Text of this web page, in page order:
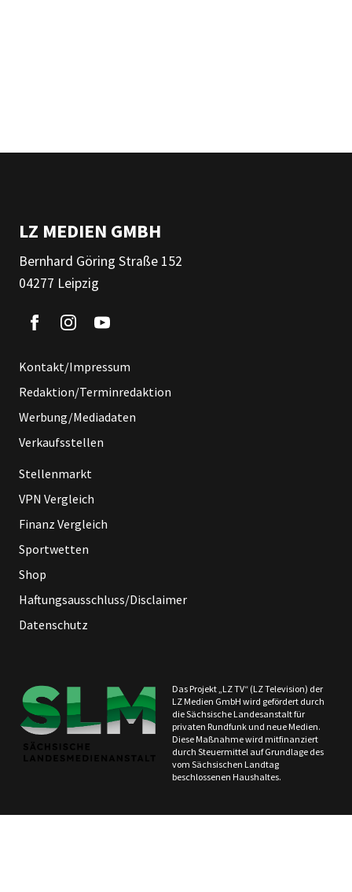
LZ MEDIEN GMBH
Bernhard Göring Straße 152
04277 Leipzig
Kontakt/Impressum
Redaktion/Terminredaktion
Werbung/Mediadaten
Verkaufsstellen
Stellenmarkt
VPN Vergleich
Finanz Vergleich
Sportwetten
Shop
Haftungsausschluss/Disclaimer
Datenschutz
Das Projekt „LZ TV“ (LZ Television) der
LZ Medien GmbH wird gefördert durch
die Sächsische Landesanstalt für
privaten Rundfunk und neue Medien.
Diese Maßnahme wird mitfinanziert
durch Steuermittel auf Grundlage des
vom Sächsischen Landtag
beschlossenen Haushaltes.